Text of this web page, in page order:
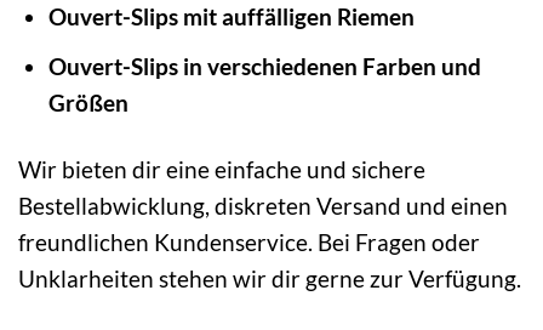
Ouvert-Slips mit auffälligen Riemen
Ouvert-Slips in verschiedenen Farben und
Größen
Wir bieten dir eine einfache und sichere
Bestellabwicklung, diskreten Versand und einen
freundlichen Kundenservice. Bei Fragen oder
Unklarheiten stehen wir dir gerne zur Verfügung.